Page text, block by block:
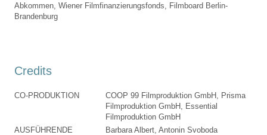
Abkommen, Wiener Filmfinanzierungsfonds, Filmboard Berlin-
Brandenburg
Credits
CO-PRODUKTION
COOP 99 Filmproduktion GmbH, Prisma
Filmproduktion GmbH, Essential
Filmproduktion GmbH
AUSFÜHRENDE
Barbara Albert, Antonin Svoboda